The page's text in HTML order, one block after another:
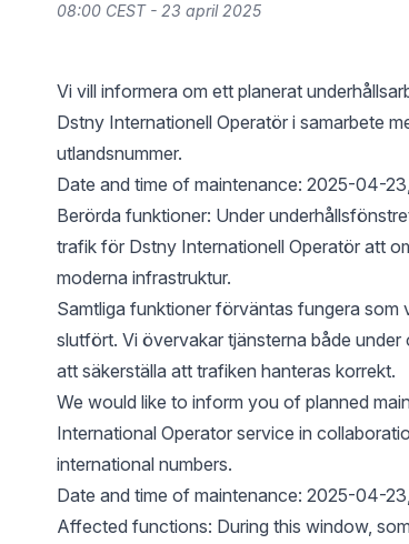
08:00 CEST - 23 april 2025
Vi vill informera om ett planerat
Dstny Internationell Operatör i samarbete
utlandsnummer.
Date and time of maintenance: 2025-04-
Berörda funktioner: Under
trafik för Dstny Internationell Operatör att
moderna infrastruktur.
Samtliga funktioner förväntas fungera som
slutfört. Vi övervakar tjänsterna både
att säkerställa att trafiken hanteras korrekt.
We would like to inform you of planned
International Operator service in
international numbers.
Date and time of maintenance: 2025-04-
Affected functions: During this window,